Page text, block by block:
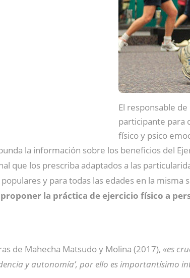
El responsable
participante para
físico y psico
la información sobre los beneficios del
que los prescriba adaptados a las
populares y para todas las edades en la
la práctica de ejercicio físico a
de Mahecha Matsudo y Molina (2017), «es
y autonomíaʼ, por ello es importantísimo